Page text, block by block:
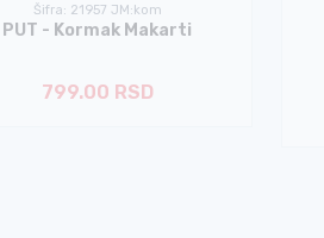
Šifra: 21957 JM:kom
PUT - Kormak Makarti
799.00 RSD